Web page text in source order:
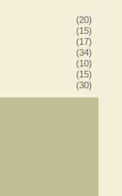
(20)
(15)
(17)
(34)
(10)
(15)
(30)